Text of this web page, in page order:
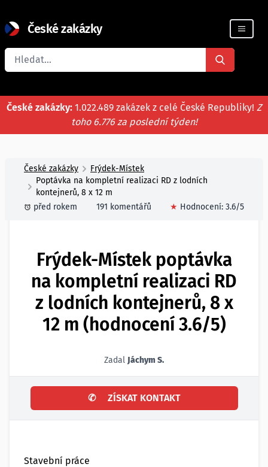
České zakázky
Registrace firmy
České zakázky: 1.022.489 zakázek z celé České Republiky! Z
toho 6.776 za poslední týden!
České zakázky
Frýdek-Místek
Poptávka na kompletní realizaci RD z lodních
kontejnerů, 8 x 12 m
před rokem
191 komentářů ★ Hodnocení: 3.6/5
Frýdek-Místek poptávka
na kompletní realizaci RD
z lodních kontejnerů, 8 x
12 m (hodnocení 3.6/5)
Zadal Jáchym S.
✆ ZÍSKAT KONTAKT
Stavební práce